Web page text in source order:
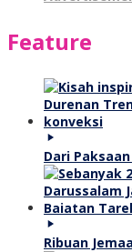
Feature
Dari
Ribuan